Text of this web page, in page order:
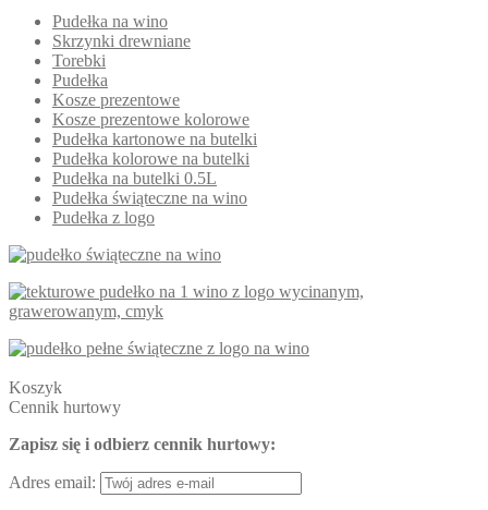
Pudełka na wino
Skrzynki drewniane
Torebki
Pudełka
Kosze prezentowe
Kosze prezentowe kolorowe
Pudełka kartonowe na butelki
Pudełka kolorowe na butelki
Pudełka na butelki 0.5L
Pudełka świąteczne na wino
Pudełka z logo
Koszyk
Cennik hurtowy
Zapisz się i odbierz cennik hurtowy:
Adres email: